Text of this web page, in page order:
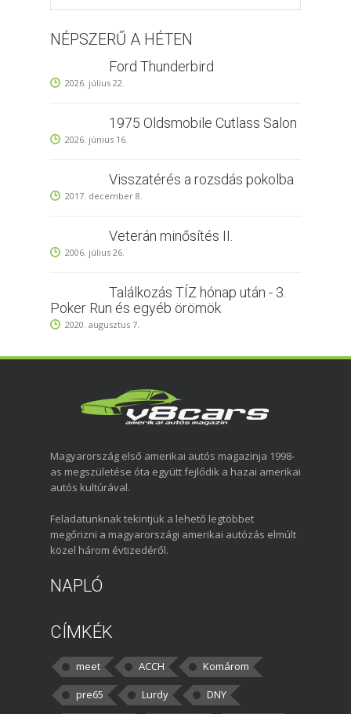
NÉPSZERŰ A HÉTEN
Ford Thunderbird
2026. július 22.
1975 Oldsmobile Cutlass Salon
2026. június 16.
Visszatérés a rozsdás pokolba
2017. december 8.
Veterán minősítés II.
2006. július 26.
Találkozás TÍZ hónap után - 3.
Poker Run és egyéb örömök
2020. augusztus 7.
Magyarország első amerikai autós magazinja 1998-
as megszületése óta együtt fejlődik a hazai amerikai
autós kultúrával.
Feladatunknak tekintjük a lehető legtöbbet
megőrizni a magyarországi amerikai autózás elmúlt
közel három évtizedéről.
NAPLÓ
CÍMKÉK
meet ACCH
Komárom
pre65
Lurdy DNY